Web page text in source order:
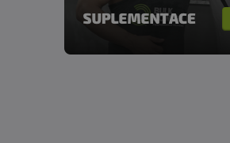
vstřebatelností, díky
a využíván pro energetické